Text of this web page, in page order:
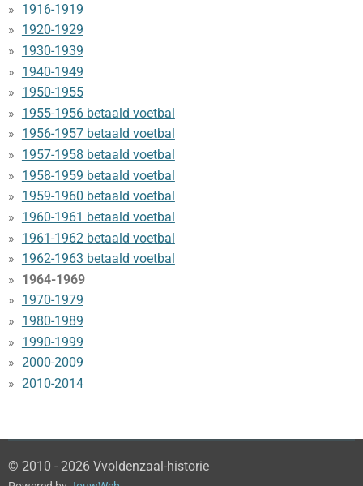
1916-1919
1920-1929
1930-1939
1940-1949
1950-1955
1955-1956 betaald voetbal
1956-1957 betaald voetbal
1957-1958 betaald voetbal
1958-1959 betaald voetbal
1959-1960 betaald voetbal
1960-1961 betaald voetbal
1961-1962 betaald voetbal
1962-1963 betaald voetbal
1964-1969
1970-1979
1980-1989
1990-1999
2000-2009
2010-2014
© 2010 - 2026 Vvoldenzaal-historie